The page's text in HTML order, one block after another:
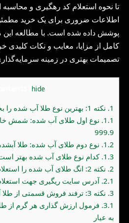
تا نحوه استعلام کد رهگیری و
اطلاعات ضروری برای یک خرید
پوشش داده شده است. با مطالعه این
کامل از مزایا، معایب و نکات کلیدی
تصمیمات بهتری در زمینه
hide
1. نکته 1: بهترین نوع طلا آب شده را بخرید!
1.1. نوع اول طلای آب شده: شمش
999.9
1.2. نوع دوم طلای آب شده: طلا
1.3. کدام نوع طلای آب شده بهتر
2. نکته 2: انگ طلای آب شده را استعلام کنید!
2.1. آدرس سایت ریگیری جهت
3. نکته 3: ترفند فروش قسمتی از طلا آب شده را یاد بگیرید!
3.1. فرمول ارزش گذاری هر گرم از
به عیار